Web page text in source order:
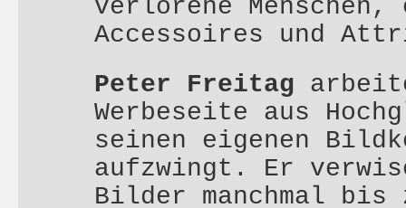
verlorene Menschen,
Accessoires und
Peter Freitag
Werbeseite aus
seinen eigenen
aufzwingt. Er
Bilder manchmal